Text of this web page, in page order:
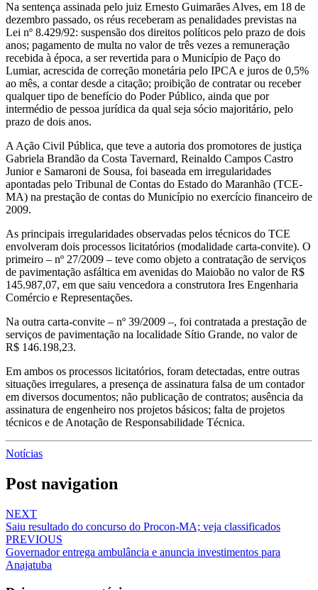
Na sentença assinada pelo juiz Ernesto Guimarães Alves, em 18 de
dezembro passado, os réus receberam as penalidades previstas na
Lei nº 8.429/92: suspensão dos direitos políticos pelo prazo de dois
anos; pagamento de multa no valor de três vezes a remuneração
recebida à época, a ser revertida para o Município de Paço do
Lumiar, acrescida de correção monetária pelo IPCA e juros de 0,5%
ao mês, a contar desde a citação; proibição de contratar ou receber
qualquer tipo de benefício do Poder Público, ainda que por
intermédio de pessoa jurídica da qual seja sócio majoritário, pelo
prazo de dois anos.
A Ação Civil Pública, que teve a autoria dos promotores de justiça
Gabriela Brandão da Costa Tavernard, Reinaldo Campos Castro
Junior e Samaroni de Sousa, foi baseada em irregularidades
apontadas pelo Tribunal de Contas do Estado do Maranhão (TCE-
MA) na prestação de contas do Município no exercício financeiro de
2009.
As principais irregularidades observadas pelos técnicos do TCE
envolveram dois processos licitatórios (modalidade carta-convite). O
primeiro – nº 27/2009 – teve como objeto a contratação de serviços
de pavimentação asfáltica em avenidas do Maiobão no valor de R$
145.987,07, em que saiu vencedora a construtora Ires Engenharia
Comércio e Representações.
Na outra carta-convite – nº 39/2009 –, foi contratada a prestação de
serviços de pavimentação na localidade Sítio Grande, no valor de
R$ 146.198,23.
Em ambos os processos licitatórios, foram detectadas, entre outras
situações irregulares, a presença de assinatura falsa de um contador
em diversos documentos; não publicação de contratos; ausência da
assinatura de engenheiro nos projetos básicos; falta de projetos
técnicos e de Anotação de Responsabilidade Técnica.
Notícias
Post navigation
NEXT
Saiu resultado do concurso do Procon-MA; veja classificados
PREVIOUS
Governador entrega ambulância e anuncia investimentos para
Anajatuba